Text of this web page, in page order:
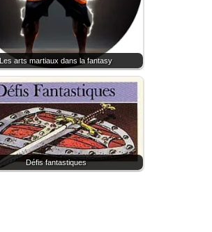
Les arts martiaux dans la fantasy
Défis fantastiques